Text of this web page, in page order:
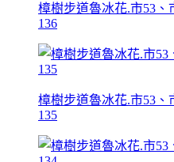
樟樹步道魯冰花.市53、
136
樟樹步道魯冰花.市53、
135